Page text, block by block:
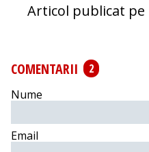
Articol publicat pe
COMENTARII
2
Nume
Email